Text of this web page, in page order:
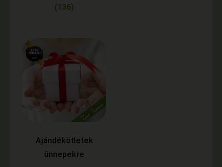
(136)
Ajándékötletek
ünnepekre